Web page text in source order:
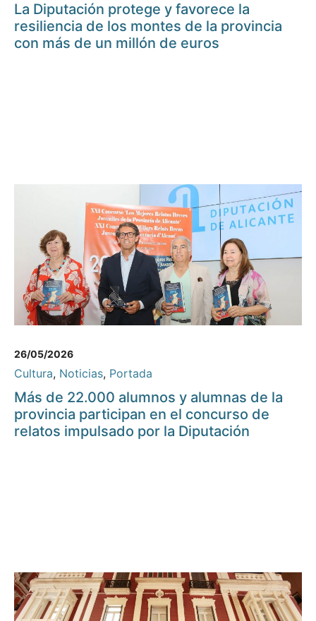
La Diputación protege y favorece la
resiliencia de los montes de la provincia
con más de un millón de euros
26/05/2026
Cultura, Noticias, Portada
Más de 22.000 alumnos y alumnas de la
provincia participan en el concurso de
relatos impulsado por la Diputación